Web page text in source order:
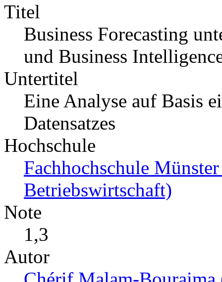
Titel
Business Forecasting
und Business
Untertitel
Eine Analyse auf Basis
Datensatzes
Hochschule
Fachhochschule
Betriebswirtschaft)
Note
1,3
Autor